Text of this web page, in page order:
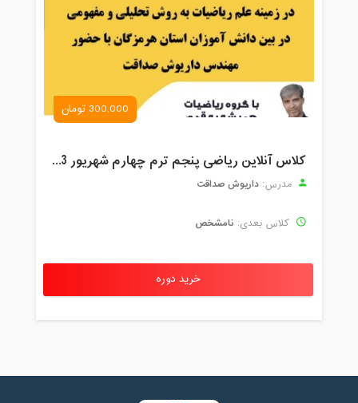
300,000 تومان
کلاس آنلاین ریاضی پنجم ترم چهارم شهریور 1403
مدرس: داریوش صداقت
کلاس بعدی: نامشخص
خرید دوره